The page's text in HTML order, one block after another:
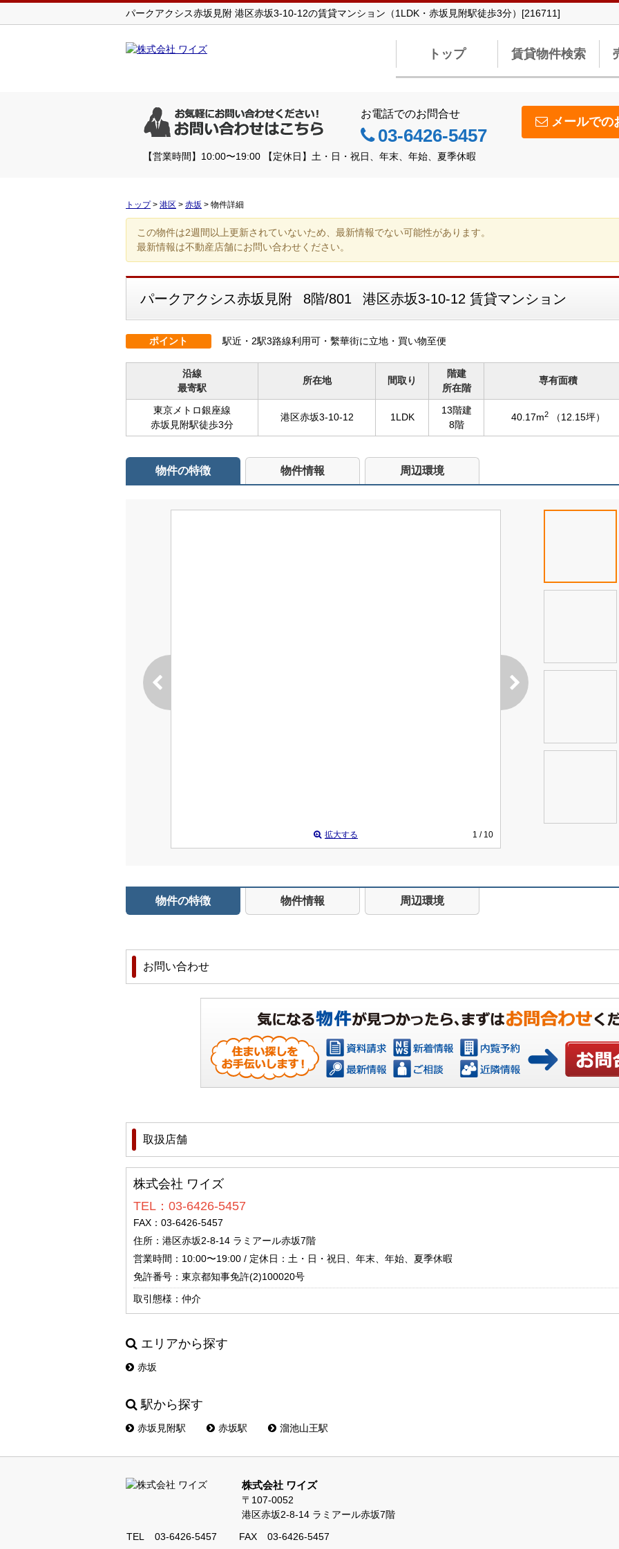
パークアクシス赤坂見附 港区赤坂3-10-12の賃貸マンション（1LDK・赤坂見附駅徒歩3分）[216711]
トップ 賃貸物件検索
お電話でのお問合せ
03-6426-5457
メールでの
【営業時間】10:00〜19:00 【定休日】土・日・祝日、年末、年始、夏季休暇
トップ> 港区 > 赤坂 > 物件詳細
この物件は2週間以上更新されていないため、最新情報でない可能性があります。
最新情報は不動産店舗にお問い合わせください。
パークアクシス赤坂見附 8階/801 港区赤坂3-10-12 賃貸マンション
ポイント 駅近・2駅3路線利用可・繫華街に立地・買い物至便
沿線
最寄駅
所在地 間取り
階建
所在階
専有面積
東京メトロ銀座線
赤坂見附駅徒歩3分
港区赤坂3-10-12 1LDK
13階建
8階
40.17m2 （12.15坪）
物件の特徴 物件情報 周辺環境
拡大する 1 / 10
物件の特徴 物件情報 周辺環境
お問い合わせ
取扱店舗
株式会社 ワイズ
TEL：03-6426-5457
FAX：03-6426-5457
住所：港区赤坂2-8-14 ラミアール赤坂7階
営業時間：10:00〜19:00 / 定休日：土・日・祝日、年末、年始、夏季休暇
免許番号：東京都知事免許(2)100020号
取引態様：仲介
エリアから探す
赤坂
駅から探す
赤坂見附駅 赤坂駅 溜池山王駅
株式会社 ワイズ
〒107-0052
港区赤坂2-8-14 ラミアール赤坂7階
TEL
03-6426-5457 FAX 03-6426-5457